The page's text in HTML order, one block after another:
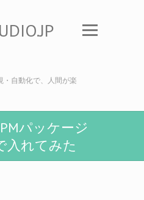
・自動化で、人間が楽
パッケージ
入れてみた